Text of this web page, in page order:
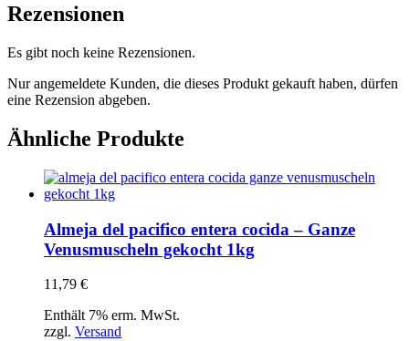
Rezensionen
Es gibt noch keine Rezensionen.
Nur angemeldete Kunden, die dieses Produkt gekauft haben, dürfen
eine Rezension abgeben.
Ähnliche Produkte
Almeja del pacifico entera cocida – Ganze
Venusmuscheln gekocht 1kg
11,79 €
Enthält 7% erm. MwSt.
zzgl. Versand